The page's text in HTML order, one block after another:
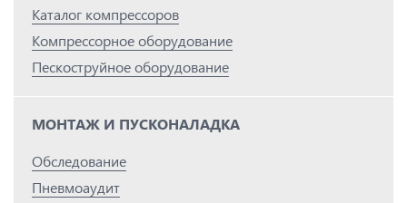
Каталог компрессоров
Компрессорное оборудование
Пескоструйное оборудование
МОНТАЖ И ПУСКОНАЛАДКА
Обследование
Пневмоаудит